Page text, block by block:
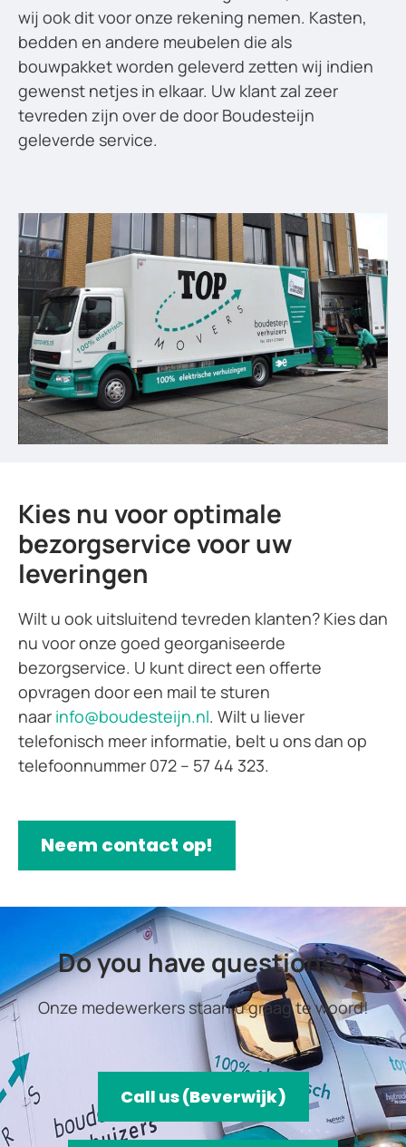
wij ook dit voor onze rekening nemen. Kasten,
bedden en andere meubelen die als
bouwpakket worden geleverd zetten wij indien
gewenst netjes in elkaar. Uw klant zal zeer
tevreden zijn over de door Boudesteijn
geleverde service.
Kies nu voor optimale
bezorgservice voor uw
leveringen
Wilt u ook uitsluitend tevreden klanten? Kies dan
nu voor onze goed georganiseerde
bezorgservice. U kunt direct een offerte
opvragen door een mail te sturen
naar info@boudesteijn.nl. Wilt u liever
telefonisch meer informatie, belt u ons dan op
telefoonnummer 072 – 57 44 323.
Neem contact op!
Do you have questions?
Onze medewerkers staan u graag te woord!
Call us (Beverwijk)